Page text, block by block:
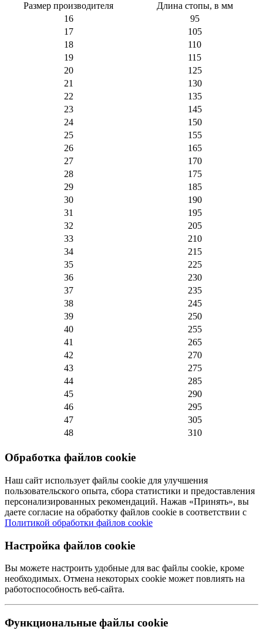
Размер производителя
Длина стопы, в мм
16
95
17
105
18
110
19
115
20
125
21
130
22
135
23
145
24
150
25
155
26
165
27
170
28
175
29
185
30
190
31
195
32
205
33
210
34
215
35
225
36
230
37
235
38
245
39
250
40
255
41
265
42
270
43
275
44
285
45
290
46
295
47
305
48
310
Обработка файлов cookie
Наш сайт использует файлы cookie для улучшения
пользовательского опыта, сбора статистики и предоставления
персонализированных рекомендаций. Нажав «Принять», вы
даете согласие на обработку файлов cookie в соответствии с
Политикой обработки файлов cookie
Настройка файлов cookie
Вы можете настроить удобные для вас файлы cookie, кроме
необходимых. Отмена некоторых cookie может повлиять на
работоспособность веб-сайта.
Функциональные файлы cookie